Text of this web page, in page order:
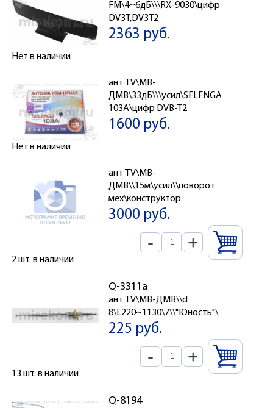
FM\4~6дБ\\\RX-9030\цифр
DV3T,DV3T2
2363 руб.
Нет в наличии
ант TV\МВ-
ДМВ\33дБ\\\усил\SELENGA
103A\цифр DVB-T2
1600 руб.
Нет в наличии
ант TV\МВ-
ДМВ\\15м\усил\\поворот
мех\конструктор
3000 руб.
- +
2 шт. в наличии
Q-3311а
ант TV\МВ-ДМВ\\d
8\L220~1130\7\\"Юность"\
225 руб.
- +
13 шт. в наличии
Q-8194